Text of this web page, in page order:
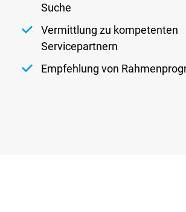
Suche
Vermittlung zu kompetenten
Servicepartnern
Empfehlung von